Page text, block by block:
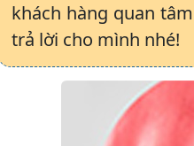
khách hàng quan
trả lời cho mình nhé!